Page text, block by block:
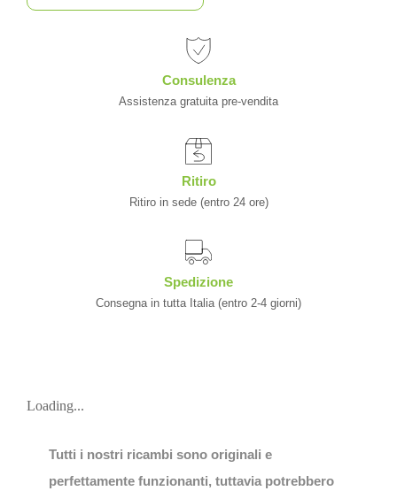
Consulenza
Assistenza gratuita pre-vendita
Ritiro
Ritiro in sede (entro 24 ore)
Spedizione
Consegna in tutta Italia (entro 2-4 giorni)
Loading...
Tutti i nostri ricambi sono originali e
perfettamente funzionanti, tuttavia potrebbero